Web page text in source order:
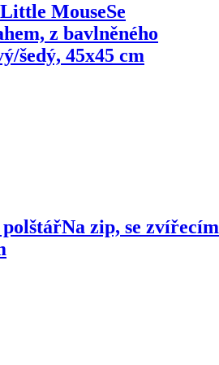
MouseSe
z bavlněného
šedý, 45x45 cm
polštářNa zip, se zvířecím